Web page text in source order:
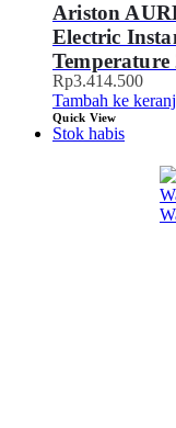
Ariston
Electric
Rp3.414.500
Tambah ke
Quick View
Stok habis